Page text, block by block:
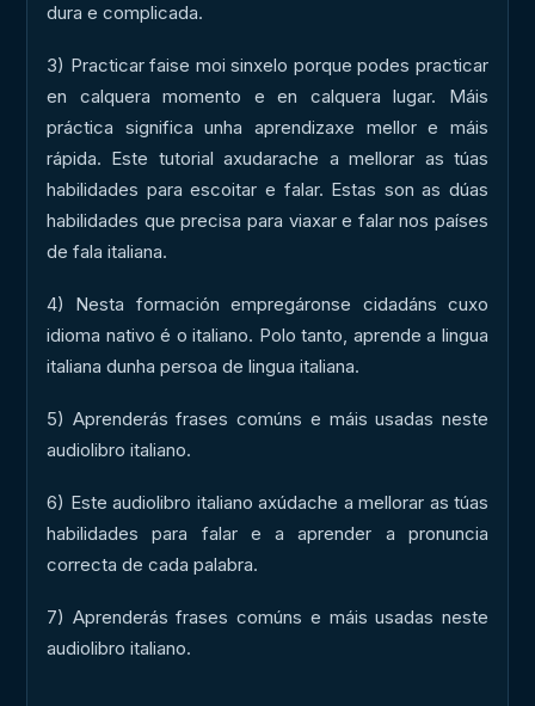
dura e complicada.
3) Practicar faise moi sinxelo porque podes practicar
en calquera momento e en calquera lugar. Máis
práctica significa unha aprendizaxe mellor e máis
rápida. Este tutorial axudarache a mellorar as túas
habilidades para escoitar e falar. Estas son as dúas
habilidades que precisa para viaxar e falar nos países
de fala italiana.
4) Nesta formación empregáronse cidadáns cuxo
idioma nativo é o italiano. Polo tanto, aprende a lingua
italiana dunha persoa de lingua italiana.
5) Aprenderás frases comúns e máis usadas neste
audiolibro italiano.
6) Este audiolibro italiano axúdache a mellorar as túas
habilidades para falar e a aprender a pronuncia
correcta de cada palabra.
7) Aprenderás frases comúns e máis usadas neste
audiolibro italiano.